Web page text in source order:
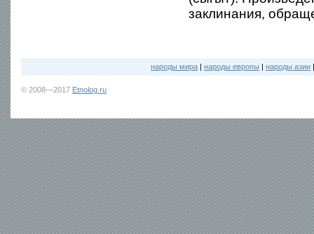
заклинания,
народы мира | народы европы | народы азии
© 2008—2017 Etnolog.ru